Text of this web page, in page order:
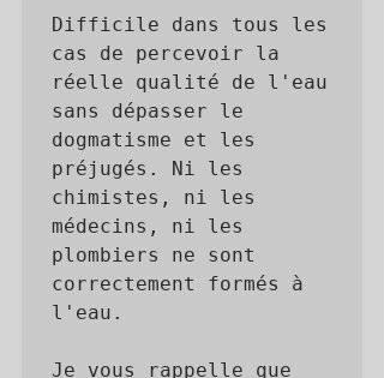
Difficile dans tous les
cas de percevoir la
réelle qualité de l'eau
sans dépasser le
dogmatisme et les
préjugés. Ni les
chimistes, ni les
médecins, ni les
plombiers ne sont
correctement formés à
l'eau.
Je vous rappelle que